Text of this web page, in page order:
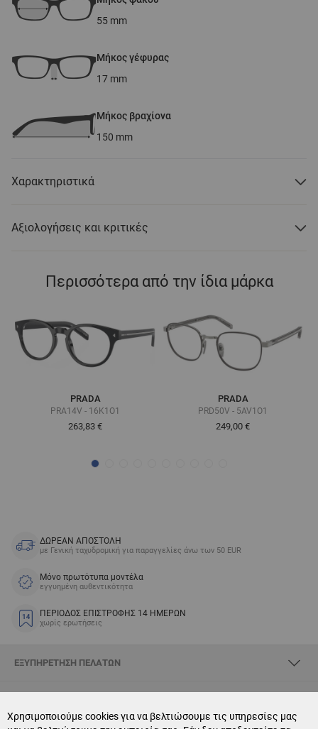
Χρησιμοποιούμε cookies για να βελτιώσουμε τις υπηρεσίες μας
55 mm
Μήκος γέφυρας
17 mm
Μήκος βραχίονα
150 mm
Χαρακτηριστικά
Αξιολογήσεις και κριτικές
Περισσότερα από την ίδια μάρκα
PRADA
PRA14V - 16K1O1
263,83 €
PRADA
PRD50V - 5AV1O1
249,00 €
ΔΩΡΕΑΝ ΑΠΟΣΤΟΛΗ
με Γενική ταχυδρομική για παραγγελίες άνω των 50 EUR
Μόνο πρωτότυπα μοντέλα
εγγυημένη αυθεντικότητα
ΠΕΡΙΟΔΟΣ ΕΠΙΣΤΡΟΦΗΣ 14 ΗΜΕΡΩΝ
χωρίς ερωτήσεις
ΕΞΥΠΗΡΈΤΗΣΗ ΠΕΛΑΤΏΝ